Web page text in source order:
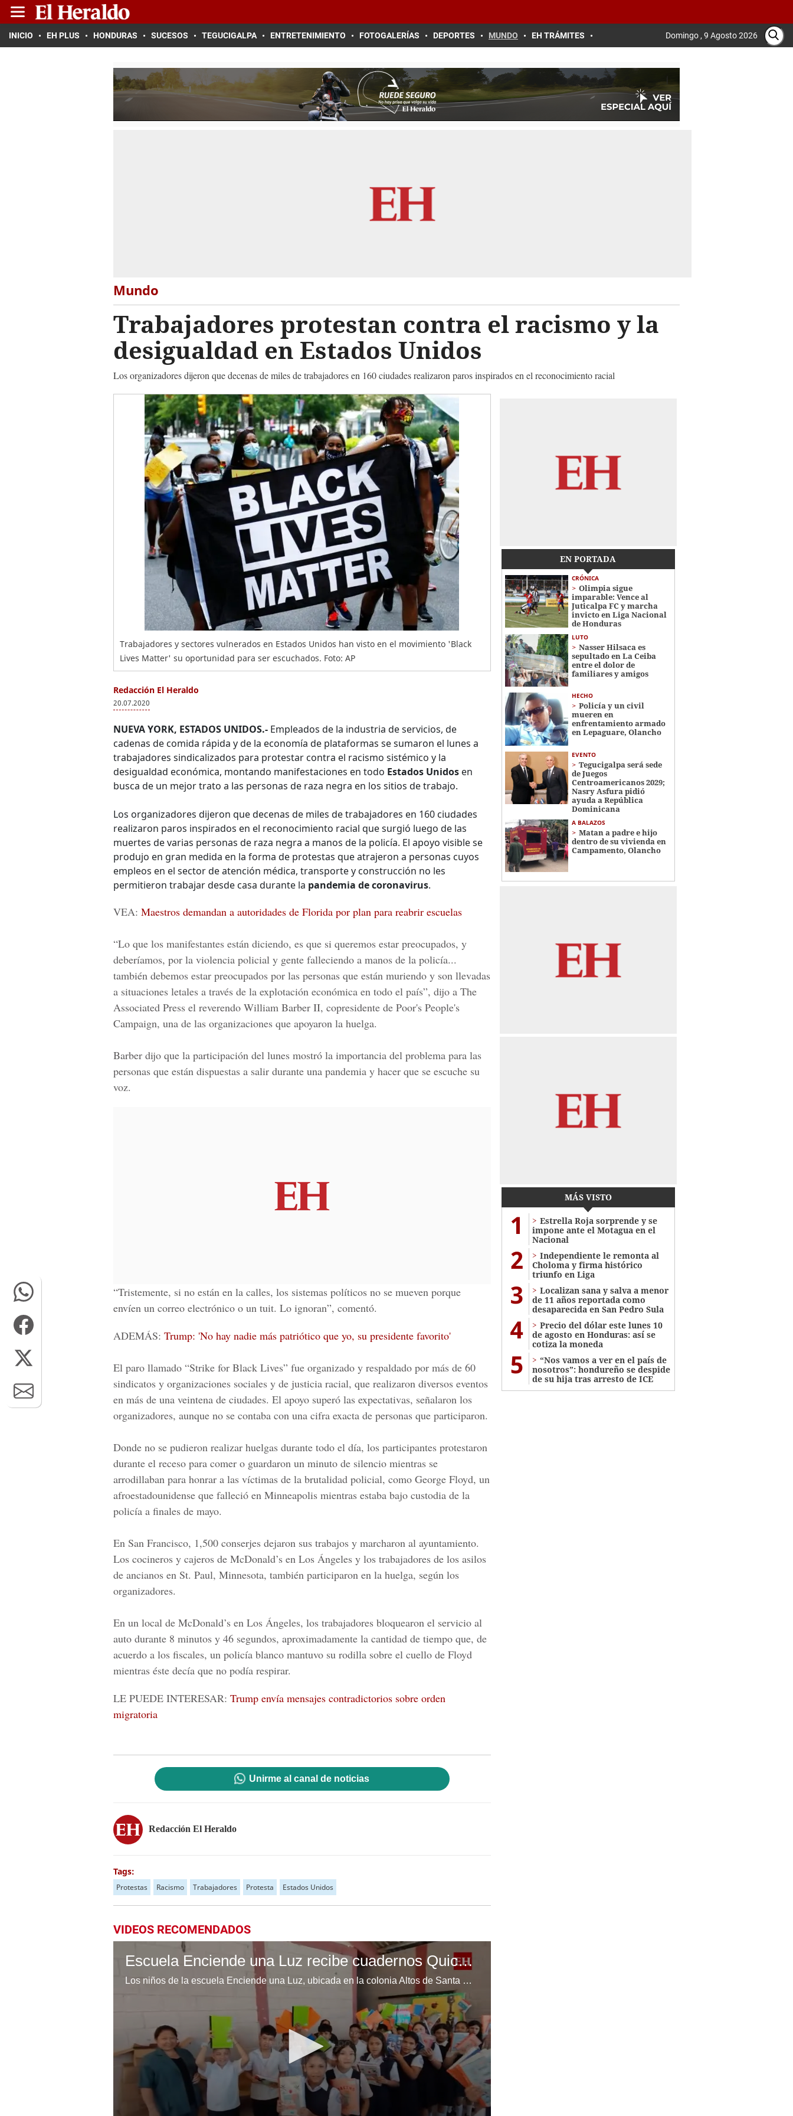
INICIO EH PLUS HONDURAS SUCESOS TEGUCIGALPA ENTRETENIMIENTO FOTOGALERÍAS DEPORTES MUNDO EH TRÁMITES Domingo , 9 Agosto 2026
Mundo
Trabajadores protestan contra el racismo y la
desigualdad en Estados Unidos
Los organizadores dijeron que decenas de miles de trabajadores en 160 ciudades realizaron paros inspirados en el reconocimiento racial
Trabajadores y sectores vulnerados en Estados Unidos han visto en el movimiento 'Black
Lives Matter' su oportunidad para ser escuchados. Foto: AP
Redacción El Heraldo
20.07.2020
NUEVA YORK, ESTADOS UNIDOS.- Empleados de la industria de servicios, de
cadenas de comida rápida y de la economía de plataformas se sumaron el lunes a
trabajadores sindicalizados para protestar contra el racismo sistémico y la
desigualdad económica, montando manifestaciones en todo Estados Unidos en
busca de un mejor trato a las personas de raza negra en los sitios de trabajo.
Los organizadores dijeron que decenas de miles de trabajadores en 160 ciudades
realizaron paros inspirados en el reconocimiento racial que surgió luego de las
muertes de varias personas de raza negra a manos de la policía. El apoyo visible se
produjo en gran medida en la forma de protestas que atrajeron a personas cuyos
empleos en el sector de atención médica, transporte y construcción no les
permitieron trabajar desde casa durante la pandemia de coronavirus.
VEA: Maestros demandan a autoridades de Florida por plan para reabrir escuelas
“Lo que los manifestantes están diciendo, es que si queremos estar preocupados, y
deberíamos, por la violencia policial y gente falleciendo a manos de la policía...
también debemos estar preocupados por las personas que están muriendo y son llevadas
a situaciones letales a través de la explotación económica en todo el país”, dijo a The
Associated Press el reverendo William Barber II, copresidente de Poor's People's
Campaign, una de las organizaciones que apoyaron la huelga.
Barber dijo que la participación del lunes mostró la importancia del problema para las
personas que están dispuestas a salir durante una pandemia y hacer que se escuche su
voz.
“Tristemente, si no están en la calles, los sistemas políticos no se mueven porque
envíen un correo electrónico o un tuit. Lo ignoran”, comentó.
ADEMÁS: Trump: 'No hay nadie más patriótico que yo, su presidente favorito'
El paro llamado “Strike for Black Lives” fue organizado y respaldado por más de 60
sindicatos y organizaciones sociales y de justicia racial, que realizaron diversos eventos
en más de una veintena de ciudades. El apoyo superó las expectativas, señalaron los
organizadores, aunque no se contaba con una cifra exacta de personas que participaron.
Donde no se pudieron realizar huelgas durante todo el día, los participantes protestaron
durante el receso para comer o guardaron un minuto de silencio mientras se
arrodillaban para honrar a las víctimas de la brutalidad policial, como George Floyd, un
afroestadounidense que falleció en Minneapolis mientras estaba bajo custodia de la
policía a finales de mayo.
En San Francisco, 1,500 conserjes dejaron sus trabajos y marcharon al ayuntamiento.
Los cocineros y cajeros de McDonald’s en Los Ángeles y los trabajadores de los asilos
de ancianos en St. Paul, Minnesota, también participaron en la huelga, según los
organizadores.
En un local de McDonald’s en Los Ángeles, los trabajadores bloquearon el servicio al
auto durante 8 minutos y 46 segundos, aproximadamente la cantidad de tiempo que, de
acuerdo a los fiscales, un policía blanco mantuvo su rodilla sobre el cuello de Floyd
mientras éste decía que no podía respirar.
LE PUEDE INTERESAR: Trump envía mensajes contradictorios sobre orden
migratoria
Unirme al canal de noticias
Redacción El Heraldo
Tags:
Protestas Racismo Trabajadores Protesta Estados Unidos
VIDEOS RECOMENDADOS
Escuela Enciende una Luz recibe cuadernos Quick, gracias a la Maratón del Saber
Los niños de la escuela Enciende una Luz, ubicada en la colonia Altos de Santa Rosa, al sur de Tegucigalpa, recibieron cuadernos Quick como parte de la Campaña Maratón del Saber.
EN PORTADA
CRÓNICA
Olimpia sigue
imparable: Vence al
Juticalpa FC y marcha
invicto en Liga Nacional
de Honduras
LUTO
Nasser Hilsaca es
sepultado en La Ceiba
entre el dolor de
familiares y amigos
HECHO
Policía y un civil
mueren en
enfrentamiento armado
en Lepaguare, Olancho
EVENTO
Tegucigalpa será sede
de Juegos
Centroamericanos 2029;
Nasry Asfura pidió
ayuda a República
Dominicana
A BALAZOS
Matan a padre e hijo
dentro de su vivienda en
Campamento, Olancho
MÁS VISTO
1
Estrella Roja sorprende y se
impone ante el Motagua en el
Nacional
2
Independiente le remonta al
Choloma y firma histórico
triunfo en Liga
3
Localizan sana y salva a menor
de 11 años reportada como
desaparecida en San Pedro Sula
4
Precio del dólar este lunes 10
de agosto en Honduras: así se
cotiza la moneda
5
“Nos vamos a ver en el país de
nosotros”: hondureño se despide
de su hija tras arresto de ICE